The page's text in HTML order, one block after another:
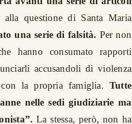
alla questione di Santa Maria
una serie di falsità. Per non
hanno consumato rapporti
accusandoli di violenza
la propria famiglia. Tutte
nelle sedi giudiziarie ma
La stessa, però, non ha